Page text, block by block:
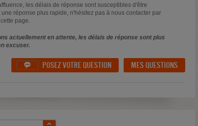
les délais de réponse sont susceptibles d'être
réponse plus rapide, n'hésitez pas à nous contacter par
page.
actuellement en attente, les délais de réponse sont plus
excuser.
 POSEZ VOTRE QUESTION MES QUESTIONS